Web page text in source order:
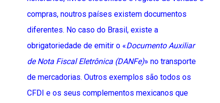
compras, noutros países existem documentos
diferentes. No caso do Brasil, existe a
obrigatoriedade de emitir o «Documento Auxiliar
de Nota Fiscal Eletrônica (DANFe)» no transporte
de mercadorias. Outros exemplos são todos os
CFDI e os seus complementos mexicanos que